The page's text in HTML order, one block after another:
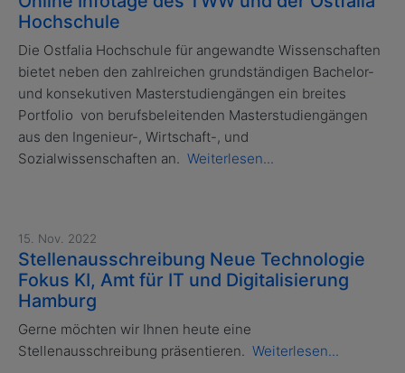
Hochschule
Die Ostfalia Hochschule für angewandte Wissenschaften
bietet neben den zahlreichen grundständigen Bachelor-
und konsekutiven Masterstudiengängen ein breites
Portfolio von berufsbeleitenden Masterstudiengängen
aus den Ingenieur-, Wirtschaft-, und
Sozialwissenschaften an. Weiterlesen...
15. Nov. 2022
Stellenausschreibung Neue Technologie
Fokus KI, Amt für IT und Digitalisierung
Hamburg
Gerne möchten wir Ihnen heute eine
Stellenausschreibung präsentieren. Weiterlesen...